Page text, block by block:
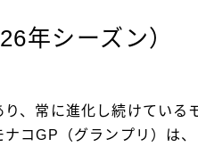
年シーズン）
、常に進化し続けている
コGP（グランプリ）は